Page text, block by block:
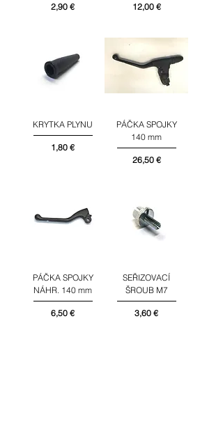
Cena
2,90 € Cena
12,00 €
KRYTKA PLYNU
Cena
1,80 €
PÁČKA SPOJKY
140 mm
Cena
26,50 €
PÁČKA SPOJKY
NÁHR. 140 mm
Cena
6,50 €
SEŘIZOVACÍ
ŠROUB M7
Cena
3,60 €